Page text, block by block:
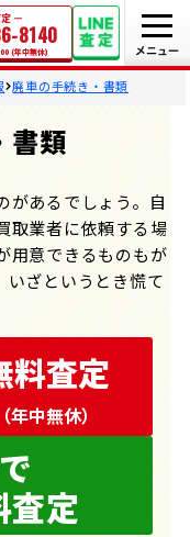
8140
(年中無休)
廃車の手続き・書類
書類
があるでしょう。自
取業者に依頼する場
用意できるものもが
いざというとき慌て
料査定
中無休）
査定